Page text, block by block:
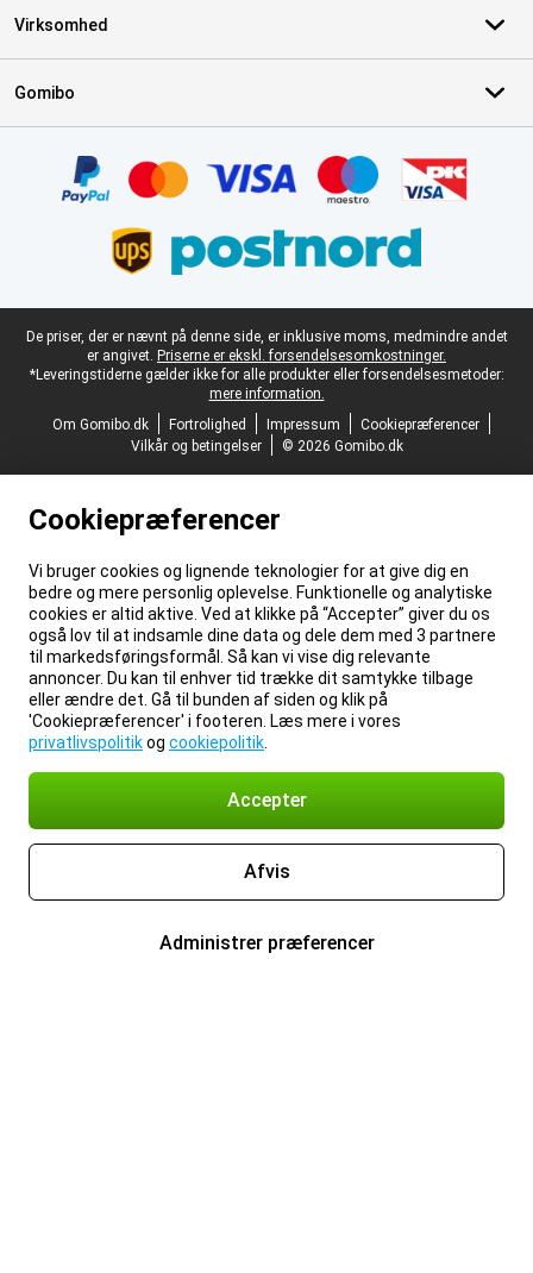
Virksomhed
Gomibo
Juridisk fodtekst
De priser, der er nævnt på denne side, er inklusive moms, medmindre andet
er angivet. Priserne er ekskl. forsendelsesomkostninger.
*Leveringstiderne gælder ikke for alle produkter eller forsendelsesmetoder:
mere information.
Om Gomibo.dk
Fortrolighed Impressum
Cookiepræferencer
Vilkår og betingelser
© 2026 Gomibo.dk
Cookiepræferencer
Vi bruger cookies og lignende teknologier for at give dig en
bedre og mere personlig oplevelse. Funktionelle og analytiske
cookies er altid aktive. Ved at klikke på “Accepter” giver du os
også lov til at indsamle dine data og dele dem med 3 partnere
til markedsføringsformål. Så kan vi vise dig relevante
annoncer. Du kan til enhver tid trække dit samtykke tilbage
eller ændre det. Gå til bunden af siden og klik på
'Cookiepræferencer' i footeren. Læs mere i vores
privatlivspolitikog cookiepolitik
Accepter
Afvis
Administrer præferencer